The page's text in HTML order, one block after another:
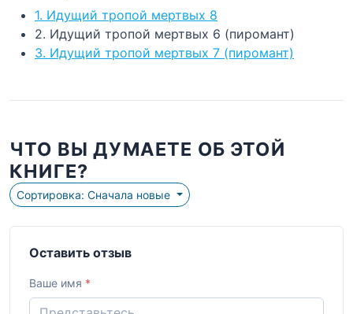
1. Идущий тропой мертвых 8
2. Идущий тропой мертвых 6 (пиромант)
3. Идущий тропой мертвых 7 (пиромант)
ЧТО ВЫ ДУМАЕТЕ ОБ ЭТОЙ
КНИГЕ?
Сортировка: Сначала новые
Оставить отзыв
Ваше имя *